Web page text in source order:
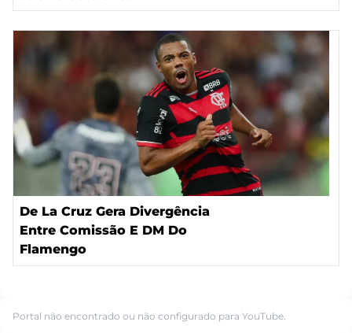
De La Cruz Gera Divergência
Entre Comissão E DM Do
Flamengo
Portal não encontrado ou não configurado para YouTube.